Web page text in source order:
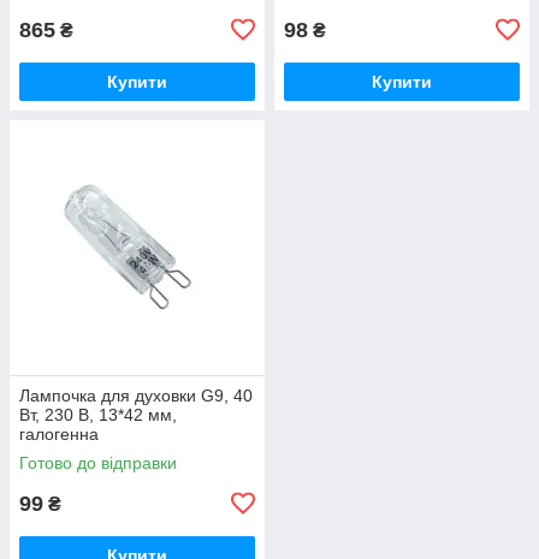
865 ₴
Купити
98 ₴
Купити
Лампочка для духовки G9, 40
Вт, 230 В, 13*42 мм,
галогенна
Готово до відправки
99 ₴